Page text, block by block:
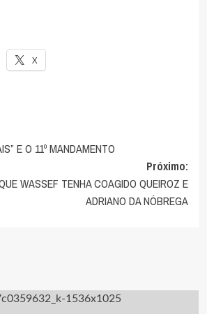
X
E O 11º MANDAMENTO
Próximo:
WASSEF TENHA COAGIDO QUEIROZ E
ADRIANO DA NÓBREGA